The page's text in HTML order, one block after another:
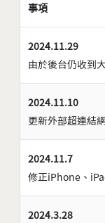
事項
2024.11.29
由於後台仍收到
2024.11.10
更新外部超連結
2024.11.7
修正iPhone、
2024.3.28